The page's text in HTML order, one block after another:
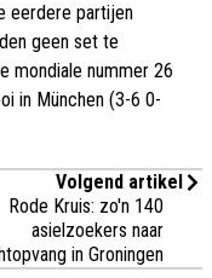
eerdere partijen
geen set te
mondiale nummer 26
in München (3-6 0-
Volgend artikel
Rode Kruis: zo'n 140
asielzoekers naar
in Groningen